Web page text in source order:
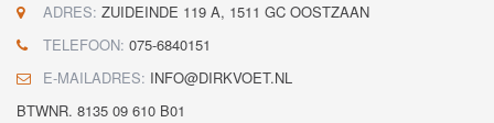
ADRES: ZUIDEINDE 119 A, 1511 GC OOSTZAAN
TELEFOON: 075-6840151
E-MAILADRES: INFO@DIRKVOET.NL
BTWNR. 8135 09 610 B01